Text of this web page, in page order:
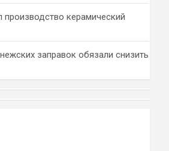
керамический
заправок обязали снизить